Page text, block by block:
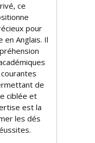
ce
pour
en Anglais. Il
de
ciblée et
est la
les défis